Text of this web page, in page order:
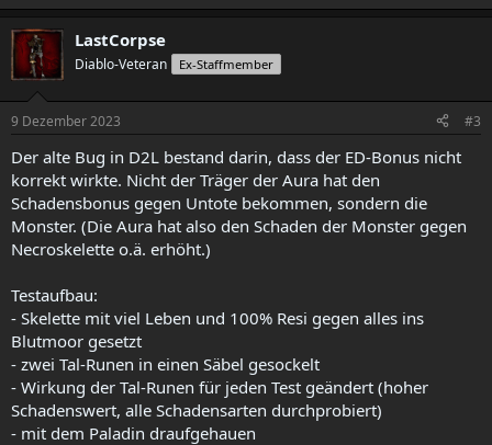
LastCorpse
Diablo-Veteran Ex-Staffmember
9 Dezember 2023 #3
Der alte Bug in D2L bestand darin, dass der ED-Bonus nicht
korrekt wirkte. Nicht der Träger der Aura hat den
Schadensbonus gegen Untote bekommen, sondern die
Monster. (Die Aura hat also den Schaden der Monster gegen
Necroskelette o.ä. erhöht.)
Testaufbau:
- Skelette mit viel Leben und 100% Resi gegen alles ins
Blutmoor gesetzt
- zwei Tal-Runen in einen Säbel gesockelt
- Wirkung der Tal-Runen für jeden Test geändert (hoher
Schadenswert, alle Schadensarten durchprobiert)
- mit dem Paladin draufgehauen